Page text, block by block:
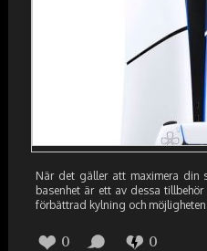
När det gäller att maximera din
basenhet är ett av dessa
förbättrad kylning och
0 0